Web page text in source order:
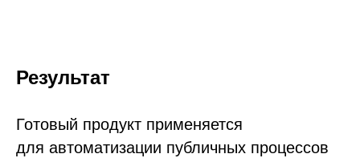
Результат
Готовый продукт применяется
для автоматизации публичных процессов